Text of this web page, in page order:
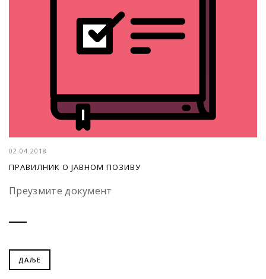
02.04.2018
ПРАВИЛНИК О ЈАВНОМ ПОЗИВУ
Преузмите документ
ДАЉЕ